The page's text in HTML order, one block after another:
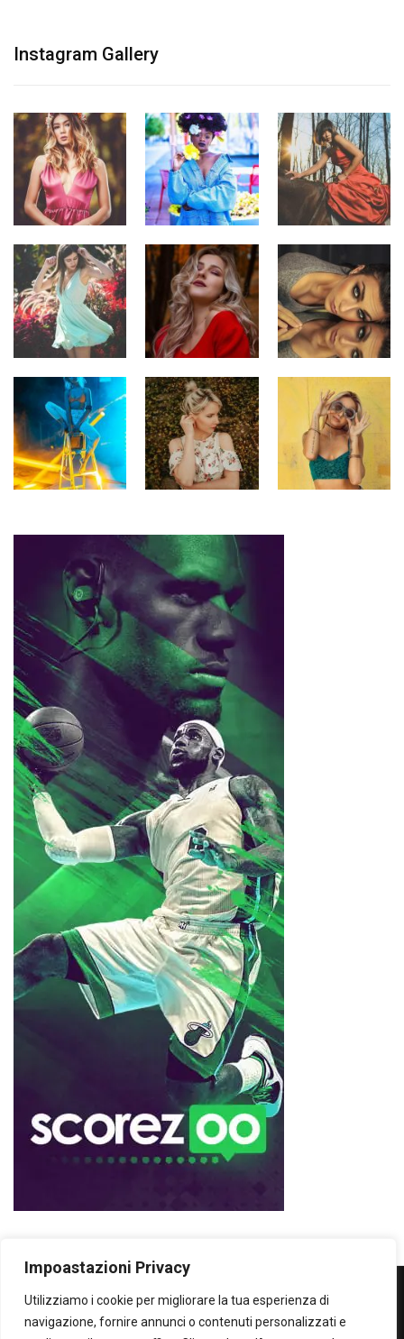
Impoastazioni Privacy
Utilizziamo i cookie per migliorare la tua esperienza di
navigazione, fornire annunci o contenuti personalizzati e
Instagram Gallery
WOWOWOW